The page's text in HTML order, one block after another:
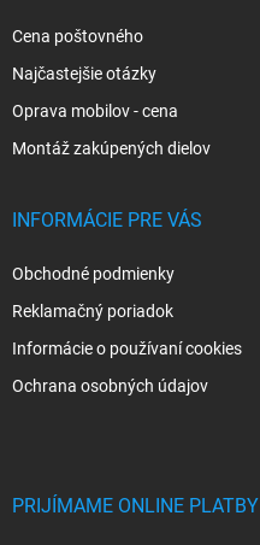
Cena poštovného
Najčastejšie otázky
Oprava mobilov - cena
Montáž zakúpených dielov
INFORMÁCIE PRE VÁS
Obchodné podmienky
Reklamačný poriadok
Informácie o používaní cookies
Ochrana osobných údajov
PRIJÍMAME ONLINE PLATBY